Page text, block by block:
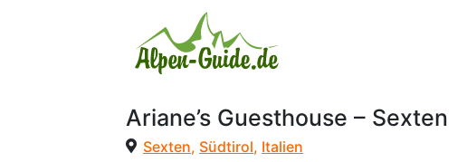
Ariane’s Guesthouse – Sexten
Sexten, Südtirol, Italien